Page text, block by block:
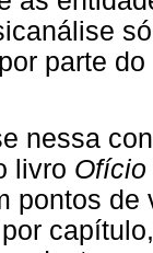
parte
nessa
livro Ofício
pontos